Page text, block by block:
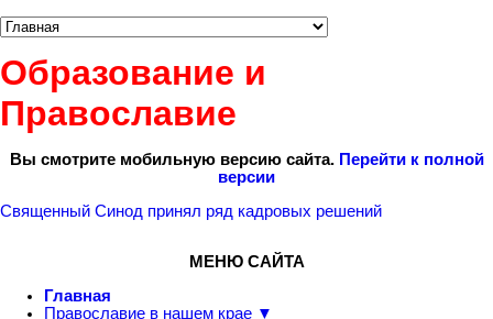
Образование и
Православие
Вы смотрите мобильную версию сайта. Перейти к полной
версии
Священный Синод принял ряд кадровых решений
МЕНЮ САЙТА
Главная
Православие в нашем крае ▼